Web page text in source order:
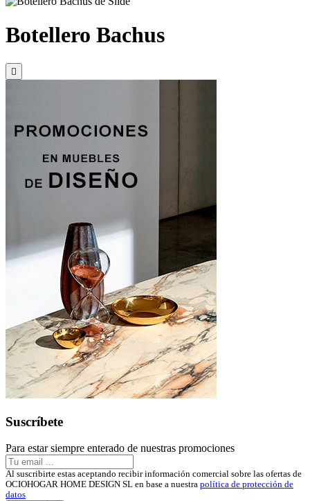
Botellero Bachus

Suscríbete
Para estar siempre enterado de nuestras promociones
Al suscribirte estas aceptando recibir información comercial sobre las ofertas de
OCIOHOGAR HOME DESIGN SL en base a nuestra política de protección de
datos